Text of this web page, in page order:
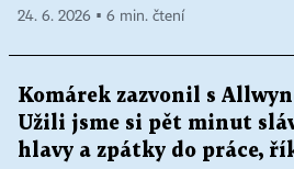
24. 6. 2026 ▪ 6 min. čtení
Komárek zazvonil s
Užili jsme si pět minut
hlavy a zpátky do práce,